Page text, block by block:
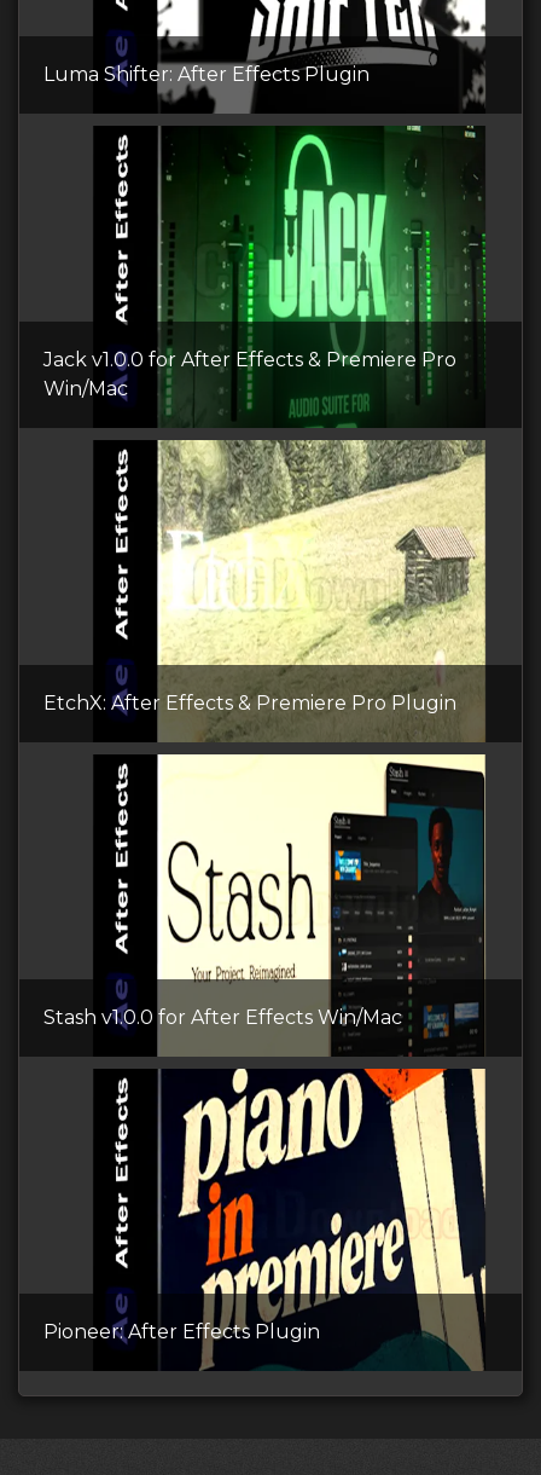
Luma Shifter: After Effects Plugin
Jack v1.0.0 for After Effects & Premiere Pro
Win/Mac
EtchX: After Effects & Premiere Pro Plugin
Stash v1.0.0 for After Effects Win/Mac
Pioneer: After Effects Plugin